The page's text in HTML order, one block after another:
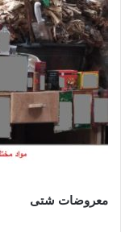
معروضات شتى